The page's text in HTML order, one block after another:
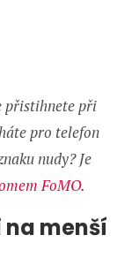
přistihnete při
pro telefon
nudy? Je
FoMO.
na menší